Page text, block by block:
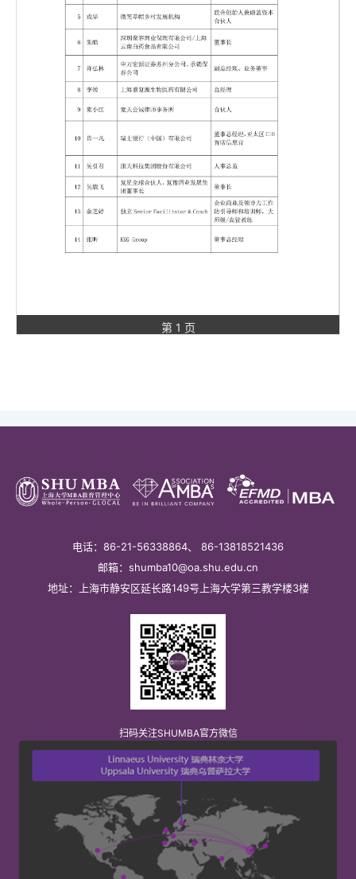
第 1 页
第 2 页
电话：86-21-56338864、 86-13818521436
邮箱：shumba10@oa.shu.edu.cn
地址：上海市静安区延长路149号上海大学第三教学楼3楼
扫码关注SHUMBA官方微信